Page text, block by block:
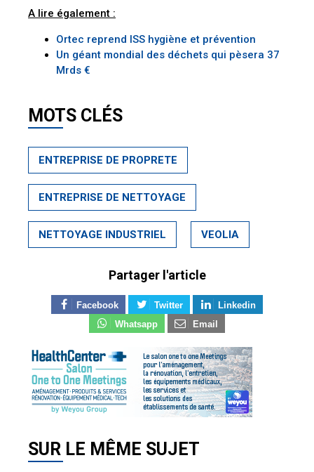
A lire également :
Ortec reprend ISS hygiène et prévention
Un géant mondial des déchets qui pèsera 37
Mrds €
MOTS CLÉS
ENTREPRISE DE PROPRETE
ENTREPRISE DE NETTOYAGE
NETTOYAGE INDUSTRIEL VEOLIA
Partager l'article
Facebook Twitter
Linkedin
Whatsapp
Email
SUR LE MÊME SUJET